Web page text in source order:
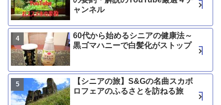
ャンネル
60代から始めるシニアの健康法～
黒ゴマハニーで白髪化がストップ
【シニアの旅】S&Gの名曲スカボ
ロフェアのふるさとを訪ねる旅